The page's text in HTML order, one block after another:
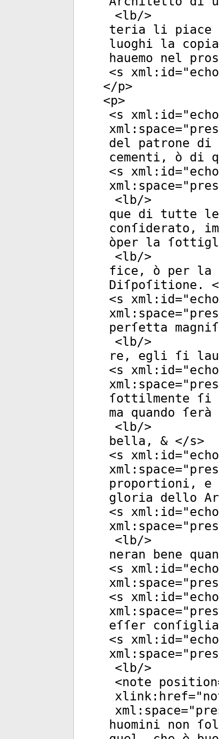
<lb/>
teria li piace
luoghi la copia
hauemo nel
<s xml:id="
</p>
<p>
<s xml:id="
xml:space="
del patrone
cementi, ò di
<s xml:id="
xml:space="
<lb/>
que di tutte
conſiderato,
òper la
<lb/>
fice, ò per la
Diſpoſitione.
<s xml:id="
xml:space="
perſetta
<lb/>
re, egli ſi
<s xml:id="
xml:space="
ſottilmente ſi
ma quando ſerà
<lb/>
bella, & </s>
<s xml:id="
xml:space="
proportioni, e
gloria dello
<s xml:id="
xml:space="
<lb/>
neran bene
<s xml:id="
xml:space="
<s xml:id="
xml:space="
eſſer
<s xml:id="
xml:space="
<lb/>
<note position
xlink:href="
xml:space="
huomini non